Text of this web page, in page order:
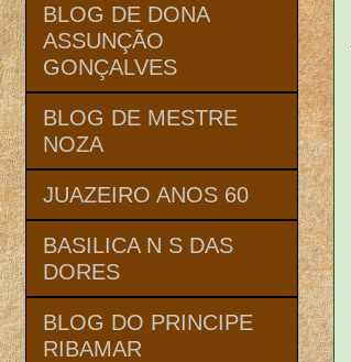
BLOG DE DONA
ASSUNÇÃO
GONÇALVES
BLOG DE MESTRE
NOZA
JUAZEIRO ANOS 60
BASILICA N S DAS
DORES
BLOG DO PRINCIPE
RIBAMAR